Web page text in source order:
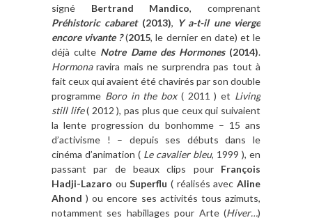
signé Bertrand Mandico, comprenant
Préhistoric cabaret(2013), Y a-t-il une vierge
encore vivante ?(2015, le dernier en date) et le
déjà culte Notre Dame des Hormones (2014).
Hormonaravira mais ne surprendra pas tout à
fait ceux qui avaient été chavirés par son double
programme Boro in the box( 2011 ) et Living
still life( 2012 ), pas plus que ceux qui suivaient
la lente progression du bonhomme – 15 ans
d’activisme ! – depuis ses débuts dans le
cinéma d’animation ( Le cavalier bleu, 1999 ), en
passant par de beaux clips pour François
Hadji-Lazaro ouSuperflu ( réalisés avecAline
Ahond ) ou encore ses activités tous azimuts,
notamment ses habillages pour Arte (Hiver…)